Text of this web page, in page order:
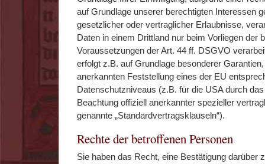
auf Grundlage unserer berechtigten Interessen
gesetzlicher oder vertraglicher Erlaubnisse,
Daten in einem Drittland nur beim Vorliegen der
Voraussetzungen der Art. 44 ff. DSGVO
erfolgt z.B. auf Grundlage besonderer
anerkannten Feststellung eines der EU
Datenschutzniveaus (z.B. für die USA durch das
Beachtung offiziell anerkannter spezieller
genannte „Standardvertragsklauseln“).
Rechte der betroffenen Personen
Sie haben das Recht, eine Bestätigung darüber